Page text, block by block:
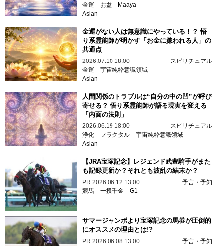
金運
お盆
Maaya
Aslan
金運がない人は無意識にやっている！？ 悟
り系霊能師が明かす「お金に嫌われる人」の
共通点
2026.07.10 18:00
スピリチュアル
金運 宇宙純粋意識領域
Aslan
人間関係のトラブルは“自分の中の凹”が呼び
寄せる？ 悟り系霊能師が語る現実を変える
「内面の法則」
2026.06.19 18:00
スピリチュアル
浄化
フラクタル 宇宙純粋意識領域
Aslan
【JRA宝塚記念】レジェンド武豊騎手がまた
も記録更新か？それとも波乱の結末か？
PR 2026.06.12 13:00
予言・予知
競馬 一攫千金 G1
サマージャンボより宝塚記念の馬券が圧倒的
にオススメの理由とは!?
PR 2026.06.08 13:00
予言・予知